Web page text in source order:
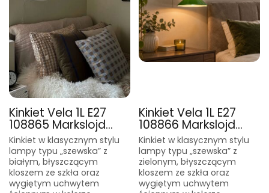
Kinkiet Vela 1L E27
108865 Markslojd...
Kinkiet w klasycznym stylu
lampy typu „szewska” z
białym, błyszczącym
kloszem ze szkła oraz
wygiętym uchwytem
Kinkiet Vela 1L E27
108866 Markslojd...
Kinkiet w klasycznym stylu
lampy typu „szewska” z
zielonym, błyszczącym
kloszem ze szkła oraz
wygiętym uchwytem